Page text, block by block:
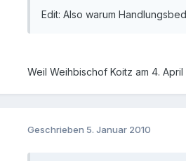
Edit: Also warum
Weil Weihbischof Koitz am 4.
Geschrieben 5. Januar 2010